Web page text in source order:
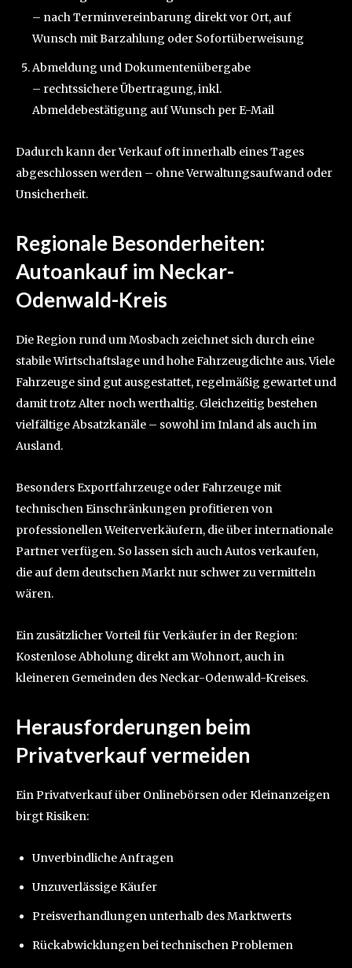
– nach Terminvereinbarung direkt vor Ort, auf
Wunsch mit Barzahlung oder Sofortüberweisung
Abmeldung und Dokumentenübergabe
– rechtssichere Übertragung, inkl.
Abmeldebestätigung auf Wunsch per E-Mail
Dadurch kann der Verkauf oft innerhalb eines Tages
abgeschlossen werden – ohne Verwaltungsaufwand oder
Unsicherheit.
Regionale Besonderheiten:
Autoankauf im Neckar-
Odenwald-Kreis
Die Region rund um Mosbach zeichnet sich durch eine
stabile Wirtschaftslage und hohe Fahrzeugdichte aus. Viele
Fahrzeuge sind gut ausgestattet, regelmäßig gewartet und
damit trotz Alter noch werthaltig. Gleichzeitig bestehen
vielfältige Absatzkanäle – sowohl im Inland als auch im
Ausland.
Besonders Exportfahrzeuge oder Fahrzeuge mit
technischen Einschränkungen profitieren von
professionellen Weiterverkäufern, die über internationale
Partner verfügen. So lassen sich auch Autos verkaufen,
die auf dem deutschen Markt nur schwer zu vermitteln
wären.
Ein zusätzlicher Vorteil für Verkäufer in der Region:
Kostenlose Abholung direkt am Wohnort, auch in
kleineren Gemeinden des Neckar-Odenwald-Kreises.
Herausforderungen beim
Privatverkauf vermeiden
Ein Privatverkauf über Onlinebörsen oder Kleinanzeigen
birgt Risiken:
Unverbindliche Anfragen
Unzuverlässige Käufer
Preisverhandlungen unterhalb des Marktwerts
Rückabwicklungen bei technischen Problemen